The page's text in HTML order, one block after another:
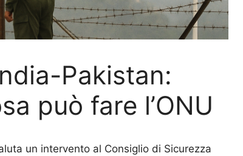
Pakistan:
può fare l’ONU
un intervento al Consiglio di Sicurezza